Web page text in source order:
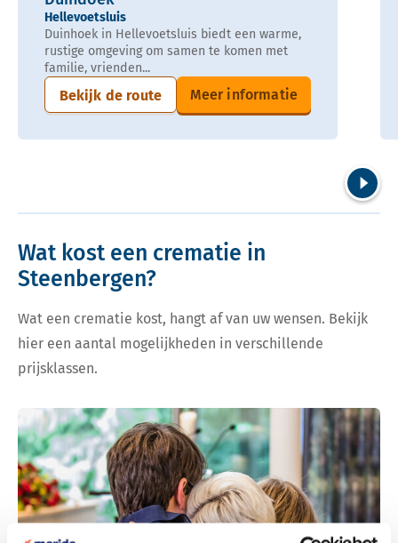
Hellevoetsluis
Duinhoek in Hellevoetsluis biedt een warme,
rustige omgeving om samen te komen met
familie, vrienden...
Bekijk de route Meer informatie
Wat kost een crematie in
Steenbergen?
Wat een crematie kost, hangt af van uw wensen. Bekijk
hier een aantal mogelijkheden in verschillende
prijsklassen.
Bekijk tarieven voor crematie